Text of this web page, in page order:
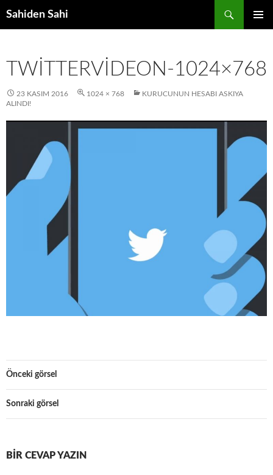
Sahiden Sahi
TWITTERVIDEON-1024×768
23 KASIM 2016 1024 × 768
KURUCUNUN HESABI ASKIYA
ALINDI!
Önceki görsel
Sonraki görsel
BIR CEVAP YAZIN